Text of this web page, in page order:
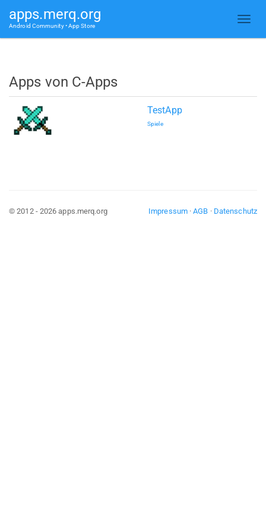
apps.merq.org
Android Community • App Store
Apps von C-Apps
TestApp
Spiele
Impressum·AGB · Datenschutz
© 2012 - 2026 apps.merq.org